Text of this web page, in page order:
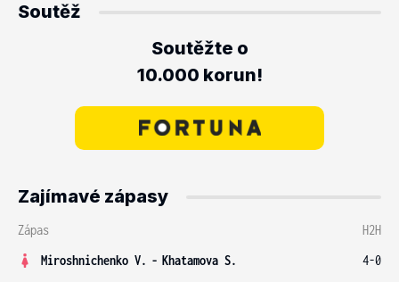
Soutěž
Soutěžte o
10.000 korun!
Zajímavé zápasy
Zápas
H2H
Miroshnichenko V. - Khatamova S.
4-0